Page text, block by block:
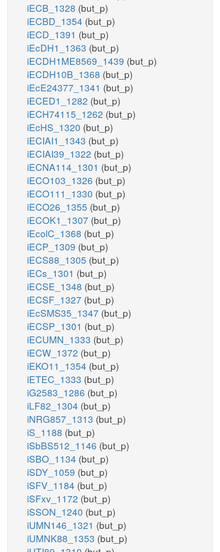
iECB_1328 (but_p)
iECBD_1354 (but_p)
iECD_1391 (but_p)
iEcDH1_1363 (but_p)
iECDH1ME8569_1439 (but_p)
iECDH10B_1368 (but_p)
iEcE24377_1341 (but_p)
iECED1_1282 (but_p)
iECH74115_1262 (but_p)
iEcHS_1320 (but_p)
iECIAI1_1343 (but_p)
iECIAI39_1322 (but_p)
iECNA114_1301 (but_p)
iECO103_1326 (but_p)
iECO111_1330 (but_p)
iECO26_1355 (but_p)
iECOK1_1307 (but_p)
iEcolC_1368 (but_p)
iECP_1309 (but_p)
iECS88_1305 (but_p)
iECs_1301 (but_p)
iECSE_1348 (but_p)
iECSF_1327 (but_p)
iEcSMS35_1347 (but_p)
iECSP_1301 (but_p)
iECUMN_1333 (but_p)
iECW_1372 (but_p)
iEKO11_1354 (but_p)
iETEC_1333 (but_p)
iG2583_1286 (but_p)
iLF82_1304 (but_p)
iNRG857_1313 (but_p)
iS_1188 (but_p)
iSbBS512_1146 (but_p)
iSBO_1134 (but_p)
iSDY_1059 (but_p)
iSFV_1184 (but_p)
iSFxv_1172 (but_p)
iSSON_1240 (but_p)
iUMN146_1321 (but_p)
iUMNK88_1353 (but_p)